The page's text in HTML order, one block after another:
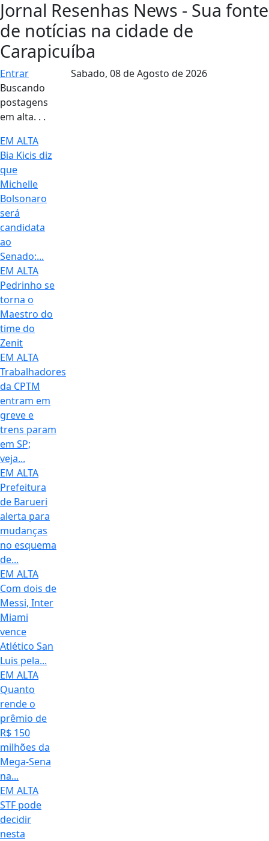
Jornal Resenhas News - Sua fonte
de notícias na cidade de
Carapicuíba
Entrar
Buscando
postagens
em alta. . .
EM ALTA
Bia Kicis diz
que
Michelle
Bolsonaro
será
candidata
ao
Senado:...
EM ALTA
Pedrinho se
torna o
Maestro do
time do
Zenit
EM ALTA
Trabalhadores
da CPTM
entram em
greve e
trens param
em SP;
veja...
EM ALTA
Prefeitura
de Barueri
alerta para
mudanças
no esquema
de...
EM ALTA
Com dois de
Messi, Inter
Miami
vence
Atlético San
Luis pela...
EM ALTA
Quanto
rende o
prêmio de
R$ 150
milhões da
Mega-Sena
na...
EM ALTA
STF pode
decidir
nesta
Sabado, 08 de Agosto de 2026